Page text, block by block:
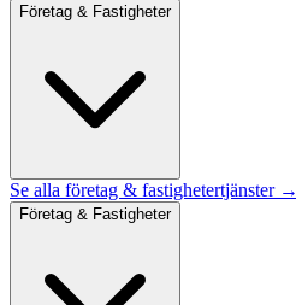
Företag & Fastigheter
Se alla företag & fastighetertjänster →
Företag & Fastigheter